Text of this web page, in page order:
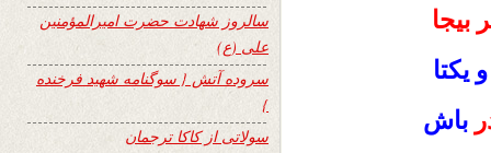
بیجا
یکتا
باش
سالروز شهادت حضرت امیرالمؤمنین
علی (ع)
سروده آتش { سوگنامه شهید فرخنده
}
سولاتی از کاکا ترجمان